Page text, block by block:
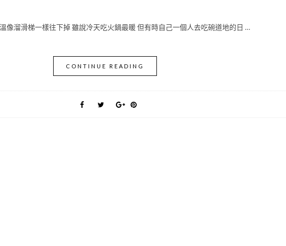
像溜滑梯一樣往下掉 雖說冷天吃火鍋最暖 但有時自己一個人去吃碗道地的日 …
CONTINUE READING